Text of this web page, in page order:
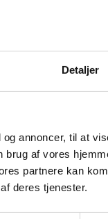
Detaljer
annoncer, til at
af vores
partnere kan
deres tjenester.